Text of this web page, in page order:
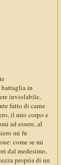
battaglia in
inviolabile,
fatto di carne
il mio corpo e
ad essere, al
mi fu
come se mi
dal medesimo,
propria di un